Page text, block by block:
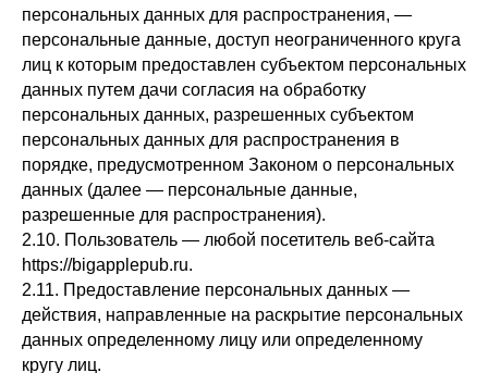
персональных данных для распространения, —
персональные данные, доступ неограниченного круга
лиц к которым предоставлен субъектом персональных
данных путем дачи согласия на обработку
персональных данных, разрешенных субъектом
персональных данных для распространения в
порядке, предусмотренном Законом о персональных
данных (далее — персональные данные,
разрешенные для распространения).
2.10. Пользователь — любой посетитель веб-сайта
https://bigapplepub.ru.
2.11. Предоставление персональных данных —
действия, направленные на раскрытие персональных
данных определенному лицу или определенному
кругу лиц.